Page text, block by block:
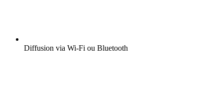
Diffusion via Wi-Fi ou Bluetooth